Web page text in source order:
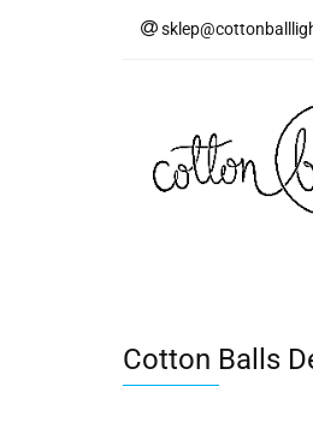
Cotton Balls